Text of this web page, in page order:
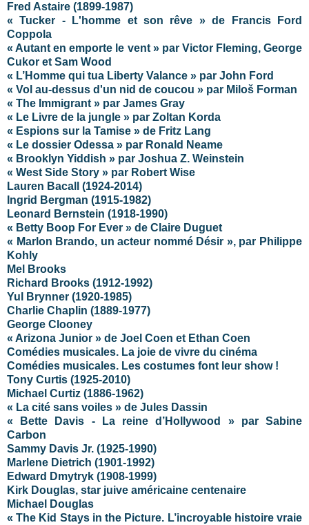
Fred Astaire (1899-1987)
« Tucker - L'homme et son rêve » de Francis Ford
Coppola
« Autant en emporte le vent » par Victor Fleming, George
Cukor et Sam Wood
« L’Homme qui tua Liberty Valance » par John Ford
« Vol au-dessus d'un nid de coucou » par Miloš Forman
« The Immigrant » par James Gray
« Le Livre de la jungle » par Zoltan Korda
« Espions sur la Tamise » de Fritz Lang
« Le dossier Odessa » par Ronald Neame
« Brooklyn Yiddish » par Joshua Z. Weinstein
« West Side Story » par Robert Wise
Lauren Bacall (1924-2014)
Ingrid Bergman (1915-1982)
Leonard Bernstein (1918-1990)
« Betty Boop For Ever » de Claire Duguet
« Marlon Brando, un acteur nommé Désir », par Philippe
Kohly
Mel Brooks
Richard Brooks (1912-1992)
Yul Brynner (1920-1985)
Charlie Chaplin (1889-1977)
George Clooney
« Arizona Junior » de Joel Coen et Ethan Coen
Comédies musicales. La joie de vivre du cinéma
Comédies musicales. Les costumes font leur show !
Tony Curtis (1925-2010)
Michael Curtiz (1886-1962)
« La cité sans voiles » de Jules Dassin
« Bette Davis - La reine d’Hollywood » par Sabine
Carbon
Sammy Davis Jr. (1925-1990)
Marlene Dietrich (1901-1992)
Edward Dmytryk (1908-1999)
Kirk Douglas, star juive américaine centenaire
Michael Douglas
« The Kid Stays in the Picture. L’incroyable histoire vraie